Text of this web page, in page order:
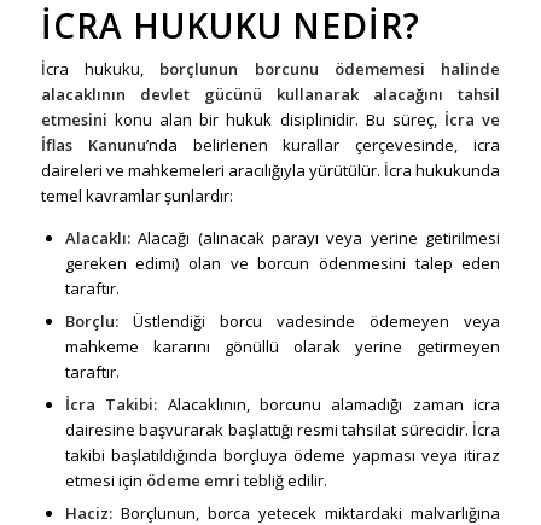
İCRA HUKUKU NEDIR?
İcra hukuku, borçlunun borcunu ödememesi halinde
alacaklının devlet gücünü kullanarak alacağını tahsil
etmesini konu alan bir hukuk disiplinidir. Bu süreç, İcra ve
İflas Kanunu’nda belirlenen kurallar çerçevesinde, icra
daireleri ve mahkemeleri aracılığıyla yürütülür. İcra hukukunda
temel kavramlar şunlardır:
Alacaklı:Alacağı (alınacak parayı veya yerine getirilmesi
gereken edimi) olan ve borcun ödenmesini talep eden
taraftır.
Borçlu:Üstlendiği borcu vadesinde ödemeyen veya
mahkeme kararını gönüllü olarak yerine getirmeyen
taraftır.
İcra Takibi: Alacaklının, borcunu alamadığı zaman icra
dairesine başvurarak başlattığı resmi tahsilat sürecidir. İcra
takibi başlatıldığında borçluya ödeme yapması veya itiraz
etmesi için ödeme emri tebliğ edilir.
Haciz:Borçlunun, borca yetecek miktardaki malvarlığına